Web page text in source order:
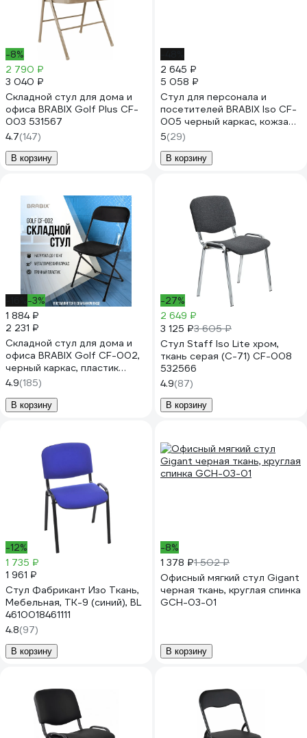
-8%
2 790 ₽
3 040 ₽
Складной стул для дома и
офиса BRABIX Golf Plus CF-
003 531567
4.7(147)
В корзину
2 645 ₽
5 058 ₽
Стул для персонала и
посетителей BRABIX Iso CF-
005 черный каркас, кожзам
черный 531977
5(29)
В корзину
-3%
1 884 ₽
2 231 ₽
Складной стул для дома и
офиса BRABIX Golf CF-002,
черный каркас, пластик
черный, 531563
4.9(185)
В корзину
-27%
2 649 ₽
3 125 ₽3 605 ₽
Стул Staff Iso Lite хром,
ткань серая (С-71) CF-008
532566
4.9(87)
В корзину
-12%
1 735 ₽
1 961 ₽
Стул Фабрикант Изо Ткань,
Мебельная, ТК-9 (синий), BL
4610018461111
4.8(97)
В корзину
-8%
1 378 ₽1 502 ₽
Офисный мягкий стул Gigant
черная ткань, круглая спинка
GCH-03-01
В корзину